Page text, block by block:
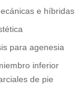
e híbridas
para agenesia
inferior
de pie